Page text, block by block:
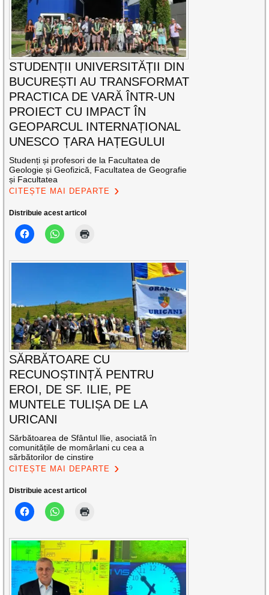
STUDENȚII UNIVERSITĂȚII DIN
BUCUREȘTI AU TRANSFORMAT
PRACTICA DE VARĂ ÎNTR-UN
PROIECT CU IMPACT ÎN
GEOPARCUL INTERNAȚIONAL
UNESCO ȚARA HAȚEGULUI
Studenți și profesori de la Facultatea de
Geologie și Geofizică, Facultatea de Geografie
și Facultatea
CITEȘTE MAI DEPARTE
Distribuie acest articol
SĂRBĂTOARE CU
RECUNOȘTINȚĂ PENTRU
EROI, DE SF. ILIE, PE
MUNTELE TULIȘA DE LA
URICANI
Sărbătoarea de Sfântul Ilie, asociată în
comunitățile de momârlani cu cea a
sărbătorilor de cinstire
CITEȘTE MAI DEPARTE
Distribuie acest articol